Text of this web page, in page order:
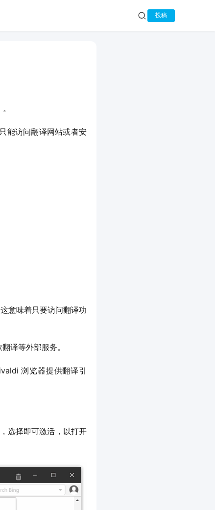
投稿
能访问翻译网站或者安
意味着只要访问翻译功
译等外部服务。
浏览器提供翻译引
选择即可激活，以打开